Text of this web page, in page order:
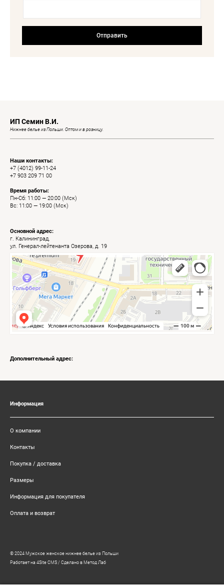
ИП Семин В.И.
Нижнее белье из Польши. Оптом и в розницу.
Наши контакты:
+7 (4012) 99-11-24
+7 903 209 71 00
Время работы:
Пн-Сб: 11:00 — 20:00 (Мск)
Вс: 11:00 — 19:00 (Мск)
Основной адрес:
г. Калининград,
ул. Генерал-лейтенанта Озерова, д. 19
Калининград
Яндекс Карты — транспорт, навигация, поиск мест
Дополнительный адрес:
Информация
О компании
Контакты
Покупка / доставка
Размеры
Информация для покупателя
Оплата и возврат
© 2024 Мужское женское нижнее белье из Польши
Работает на 4Site CMS / Сделано в Метод Лаб